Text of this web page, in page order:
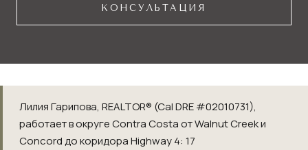
КОНСУЛЬТАЦИЯ
Лилия Гарипова, REALTOR® (Cal DRE #02010731),
работает в округе Contra Costa от Walnut Creek и
Concord до коридора Highway 4: 17